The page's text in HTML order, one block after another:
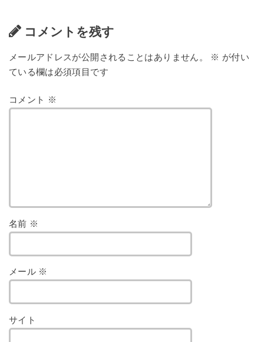
コメントを残す
メールアドレスが公開されることはありません。 ※ が付い
ている欄は必須項目です
コメント ※
名前 ※
メール ※
サイト